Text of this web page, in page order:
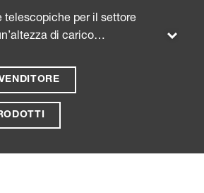
telescopiche per il settore
di carico
possibili di queste macchine
per l'agricoltura, come la forca